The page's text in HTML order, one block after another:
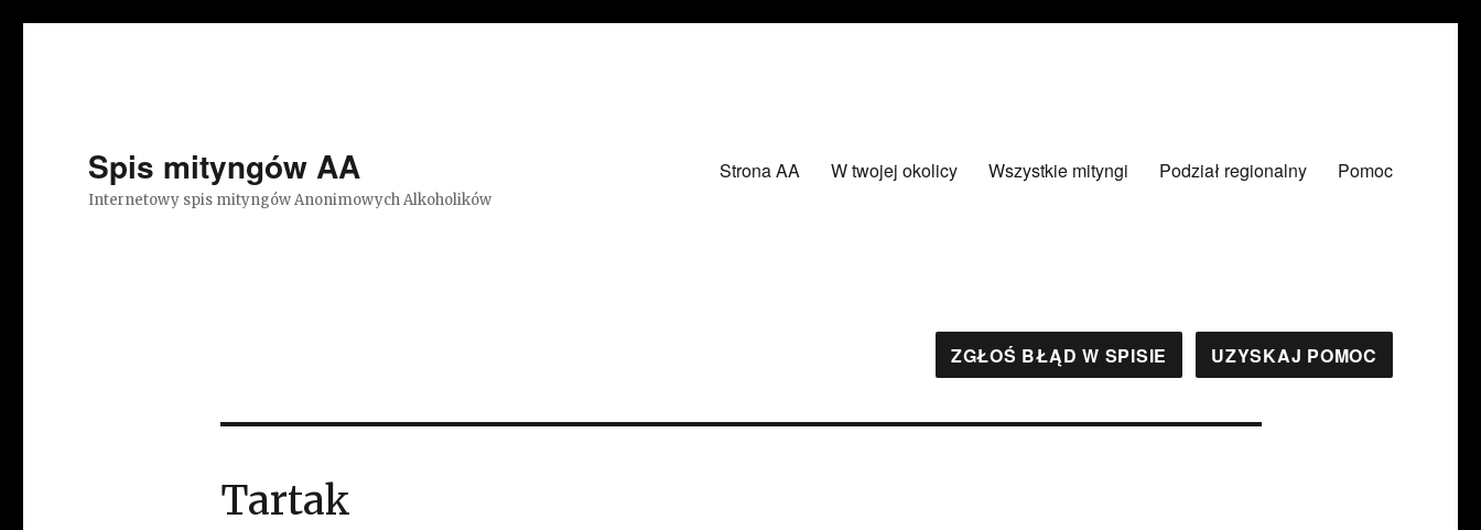
Spis mityngów AA
Internetowy spis mityngów Anonimowych Alkoholików
Strona AA W twojej okolicy Wszystkie mityngi Podział regionalny Pomoc
ZGŁOŚ BŁĄD W SPISIE UZYSKAJ POMOC
Tartak